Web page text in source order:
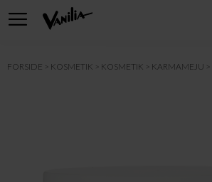
FORSIDE KOSMETIK KOSMETIK KARMAMEJU